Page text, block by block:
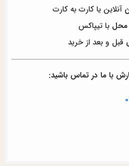
آنلاین یا کارت به کارت
محل با تیپاکس
قبل و بعد از خرید
با ما در تماس باشید: